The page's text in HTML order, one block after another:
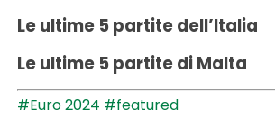
Le ultime 5 partite dell’Italia
Le ultime 5 partite di Malta
#Euro 2024 #featured